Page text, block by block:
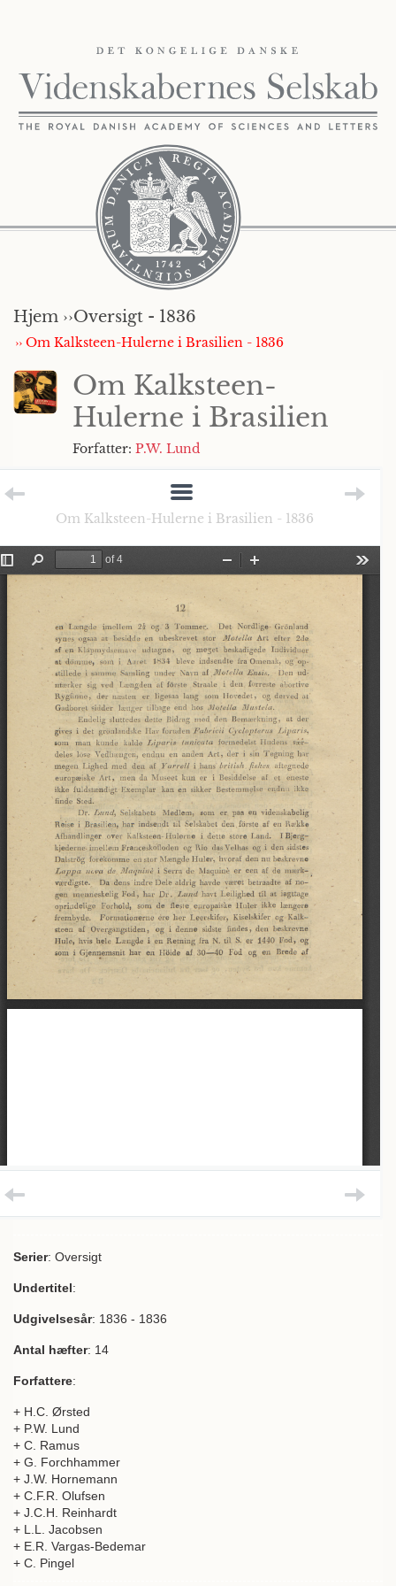
Hjem ››Oversigt - 1836
›› Om Kalksteen-Hulerne i Brasilien - 1836
Om Kalksteen-
Hulerne i Brasilien
Forfatter: P.W. Lund
Om Kalksteen-Hulerne i Brasilien - 1836
Serier: Oversigt
Undertitel:
Udgivelsesår: 1836 - 1836
Antal hæfter: 14
Forfattere:
+ H.C. Ørsted
+ P.W. Lund
+ C. Ramus
+ G. Forchhammer
+ J.W. Hornemann
+ C.F.R. Olufsen
+ J.C.H. Reinhardt
+ L.L. Jacobsen
+ E.R. Vargas-Bedemar
+ C. Pingel